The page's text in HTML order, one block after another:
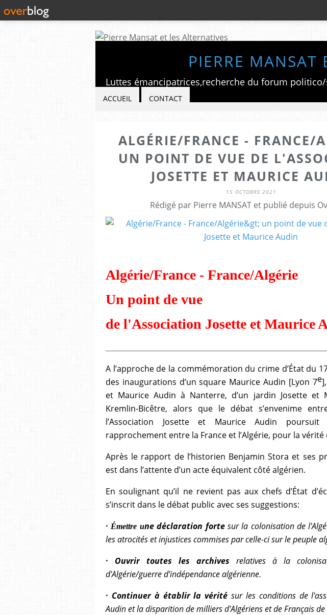
PIERRE MANSAT
ACCUEIL CONTACT
ALGÉRIE/FRANCE - FRANCE/
UN POINT DE VUE DE
JOSETTE ET MAURICE
15 OCTOBRE 2021
Rédigé par Pierre MANSAT et publié depuis
Algérie/France - France/Algérie
Un point de vue
de l'Association Josette et Maurice
A l’approche de la commémoration du crime d’État du
des inaugurations d’un square Maurice Audin [Lyon 7e
et Maurice Audin à Nanterre, d’un jardin Josette et
Kremlin-Bicêtre, alors que le débat s’envenime
l’Association Josette et Maurice Audin
rapprochement entre la France et l’Algérie, pour la
Après le rapport de l’historien Benjamin Stora et ses
est dans l’attente d’un acte équivalent côté algérien.
En soulignant qu’il ne revient pas aux chefs d’État
s’inscrit dans le débat public avec ses suggestions:
·Émettre une déclaration forte sur la colonisation de
les atrocités et injustices commises par celle-ci sur le peuple
· Ouvrir toutes les archives relatives à la
d'Algérie/guerre d’indépendance algérienne.
· Continuer à établir la vérité sur les conditions de
Audin et la disparition de milliers d'Algériens et de Français